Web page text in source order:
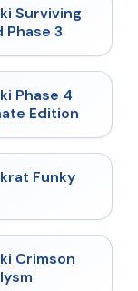
★ 4.7
Surviving
Phase 3
★
Phase 4
Edition
★ 4.7
Funky
★ 4.7
Crimson